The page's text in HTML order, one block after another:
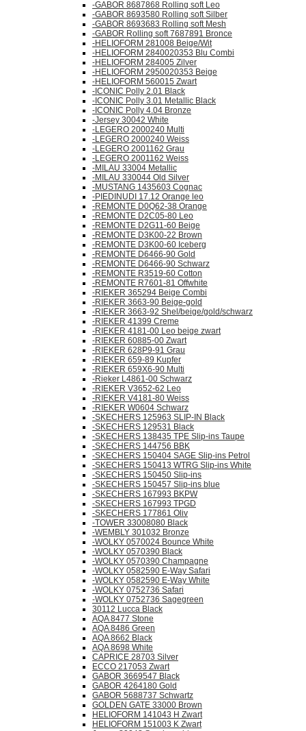
-GABOR 8687868 Rolling soft Leo
-GABOR 8693580 Rolling soft Silber
-GABOR 8693683 Rolling soft Mesh
-GABOR Rolling soft 7687891 Bronce
-HELIOFORM 281008 Beige/Wit
-HELIOFORM 2840020353 Blu Combi
-HELIOFORM 284005 Zilver
-HELIOFORM 2950020353 Beige
-HELIOFORM 560015 Zwart
-ICONIC Polly 2.01 Black
-ICONIC Polly 3.01 Metallic Black
-ICONIC Polly 4.04 Bronze
-Jersey 30042 White
-LEGERO 2000240 Multi
-LEGERO 2000240 Weiss
-LEGERO 2001162 Grau
-LEGERO 2001162 Weiss
-MILAU 33004 Metallic
-MILAU 330044 Old Silver
-MUSTANG 1435603 Cognac
-PIEDINUDI 17.12 Orange leo
-REMONTE D0Q62-38 Orange
-REMONTE D2C05-80 Leo
-REMONTE D2G11-60 Beige
-REMONTE D3K00-22 Brown
-REMONTE D3K00-60 Iceberg
-REMONTE D6466-90 Gold
-REMONTE D6466-90 Schwarz
-REMONTE R3519-60 Cotton
-REMONTE R7601-81 Offwhite
-RIEKER 365294 Beige Combi
-RIEKER 3663-90 Beige-gold
-RIEKER 3663-92 Shel/beige/gold/schwarz
-RIEKER 41399 Creme
-RIEKER 4181-00 Leo beige zwart
-RIEKER 60885-00 Zwart
-RIEKER 628P9-91 Grau
-RIEKER 659-89 Kupfer
-RIEKER 659X6-90 Multi
-Rieker L4861-00 Schwarz
-RIEKER V3652-62 Leo
-RIEKER V4181-80 Weiss
-RIEKER W0604 Schwarz
-SKECHERS 125963 SLIP-IN Black
-SKECHERS 129531 Black
-SKECHERS 138435 TPE Slip-ins Taupe
-SKECHERS 144756 BBK
-SKECHERS 150404 SAGE Slip-ins Petrol
-SKECHERS 150413 WTRG Slip-ins White
-SKECHERS 150450 Slip-ins
-SKECHERS 150457 Slip-ins blue
-SKECHERS 167993 BKPW
-SKECHERS 167993 TPGD
-SKECHERS 177861 Oliv
-TOWER 33008080 Black
-WEMBLY 301032 Bronze
-WOLKY 0570024 Bounce White
-WOLKY 0570390 Black
-WOLKY 0570390 Champagne
-WOLKY 0582590 E-Way Safari
-WOLKY 0582590 E-Way White
-WOLKY 0752736 Safari
-WOLKY 0752736 Sagegreen
30112 Lucca Black
AQA 8477 Stone
AQA 8486 Green
AQA 8662 Black
AQA 8698 White
CAPRICE 28703 Silver
ECCO 217053 Zwart
GABOR 3669547 Black
GABOR 4264180 Gold
GABOR 5688737 Schwartz
GOLDEN GATE 33000 Brown
HELIOFORM 141043 H Zwart
HELIOFORM 151003 K Zwart